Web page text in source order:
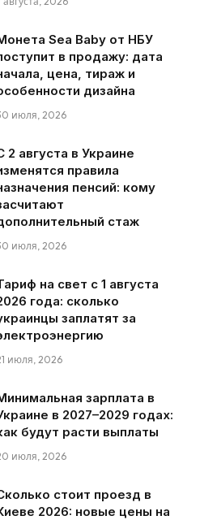
Sea Baby от НБУ
в продажу: дата
цена, тираж и
дизайна
июля, 2026
2 августа в Украине
правила
пенсий: кому
стаж
июля, 2026
на свет с 1 августа
года: сколько
заплатят за
июля, 2026
зарплата в
в 2027–2029 годах:
будут расти выплаты
июля, 2026
стоит проезд в
2026: новые цены на